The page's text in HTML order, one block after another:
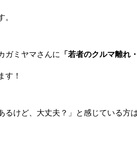
。
ガミヤマさんに 「若者のクルマ離れ
す！
るけど、大丈夫？」と感じている方